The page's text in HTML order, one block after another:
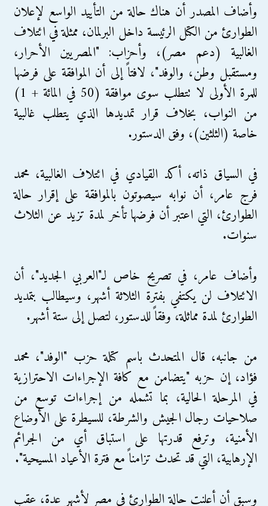
وأضاف المصدر أن هناك حالة من التأييد الواسع لإعلان
الطوارئ من الكتل الرئيسة داخل البرلمان، ممثلة في ائتلاف
الغالبية (دعم مصر)، وأحزاب: "المصريين الأحرار،
ومستقبل وطن، والوفد"، لافتاً إلى أن الموافقة على فرضها
للمرة الأولى لا تتطلب سوى موافقة (50 في المائة + 1)
من النواب، بخلاف قرار تمديدها الذي يتطلب غالبية
خاصة (الثلثين)، وفق الدستور.
في السياق ذاته، أكد القيادي في ائتلاف الغالبية، محمد
فرج عامر، أن نوابه سيصوتون بالموافقة على إقرار حالة
الطوارئ، التي اعتبر أن فرضها تأخر لمدة تزيد عن الثلاث
سنوات.
وأضاف عامر، في تصريح خاص لـ"العربي الجديد"، أن
الائتلاف لن يكتفي بفترة الثلاثة أشهر، وسيطالب بتمديد
الطوارئ لمدة مماثلة، وفقاً للدستور، لتصل إلى ستة أشهر.
من جانبه، قال المتحدث باسم كتلة حزب "الوفد"، محمد
فؤاد، إن حزبه "يتضامن مع كافة الإجراءات الاحترازية
في المرحلة الحالية، بما تشمله من إجراءات توسع من
صلاحيات رجال الجيش والشرطة، للسيطرة على الأوضاع
الأمنية، وترفع قدرتها على استباق أي من الجرائم
الإرهابية، التي قد تحدث تزامناً مع فترة الأعياد المسيحية".
وسبق أن أعلنت حالة الطوارئ في مصر لأشهر عدة، عقب